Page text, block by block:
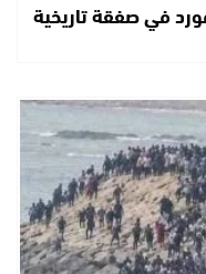
في صفقة تاريخية